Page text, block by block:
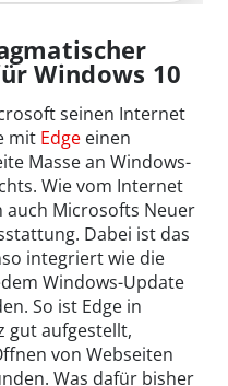
Windows 10
seinen Internet
mit Edge einen
Masse an Windows-
Wie vom Internet
auch Microsofts Neuer
Dabei ist das
integriert wie die
Windows-Update
So ist Edge in
gut aufgestellt,
von Webseiten
Was dafür bisher